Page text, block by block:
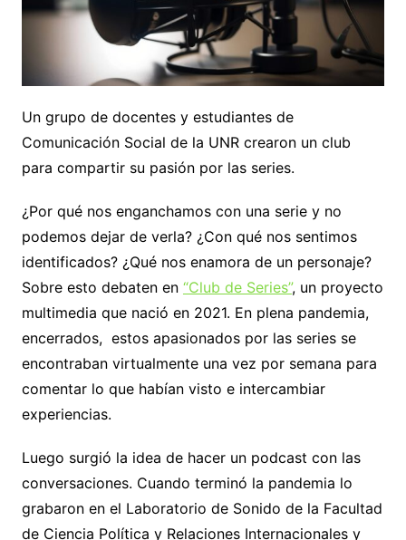
Un grupo de docentes y estudiantes de
Comunicación Social de la UNR crearon un club
para compartir su pasión por las series.
¿Por qué nos enganchamos con una serie y no
podemos dejar de verla? ¿Con qué nos sentimos
identificados? ¿Qué nos enamora de un personaje?
Sobre esto debaten en “Club de Series”, un proyecto
multimedia que nació en 2021. En plena pandemia,
encerrados, estos apasionados por las series se
encontraban virtualmente una vez por semana para
comentar lo que habían visto e intercambiar
experiencias.
Luego surgió la idea de hacer un podcast con las
conversaciones. Cuando terminó la pandemia lo
grabaron en el Laboratorio de Sonido de la Facultad
de Ciencia Política y Relaciones Internacionales y